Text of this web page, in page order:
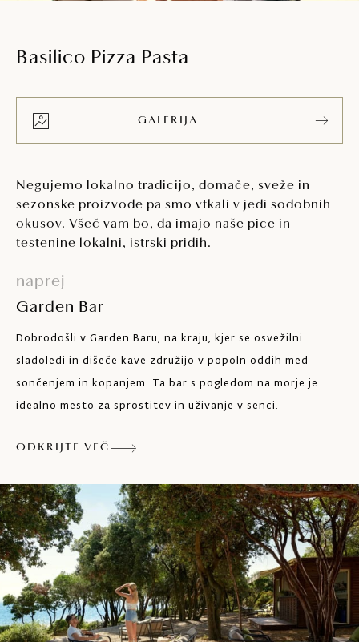
Basilico Pizza Pasta
GALERIJA
Negujemo lokalno tradicijo, domače, sveže in
sezonske proizvode pa smo vtkali v jedi sodobnih
okusov. Všeč vam bo, da imajo naše pice in
testenine lokalni, istrski pridih.
naprej
Garden Bar
Dobrodošli v Garden Baru, na kraju, kjer se osvežilni
sladoledi in dišeče kave združijo v popoln oddih med
sončenjem in kopanjem. Ta bar s pogledom na morje je
idealno mesto za sprostitev in uživanje v senci.
ODKRIJTE VEČ